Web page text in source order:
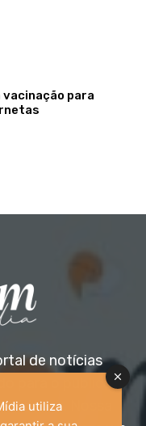
para
de notícias
para o público
idades. Nossa
utiliza